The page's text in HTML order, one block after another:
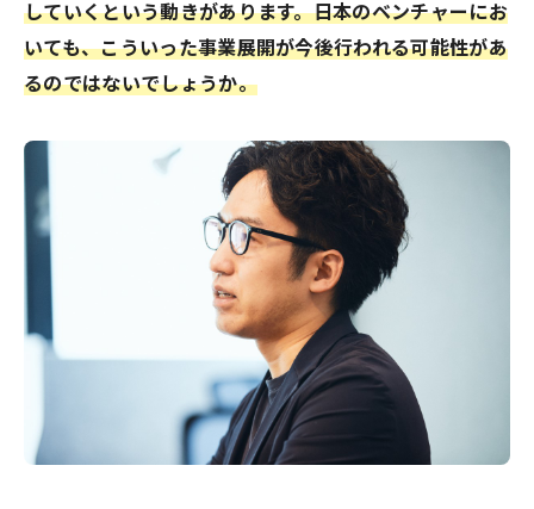
していくという動きがあります。日本のベンチャーにお
いても、こういった事業展開が今後行われる可能性があ
るのではないでしょうか。